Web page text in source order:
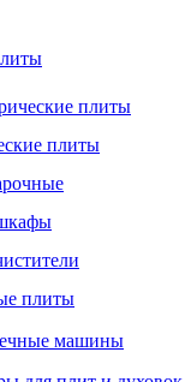
плиты
плиты
плиты
машины